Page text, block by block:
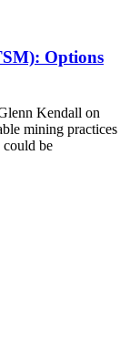
Options
Kendall on
mining practices
could be